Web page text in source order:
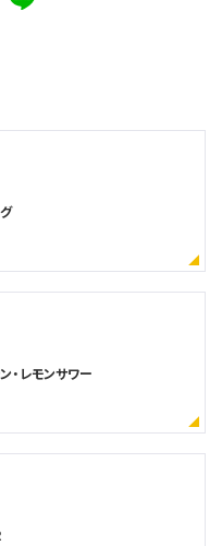
・レモンサワー